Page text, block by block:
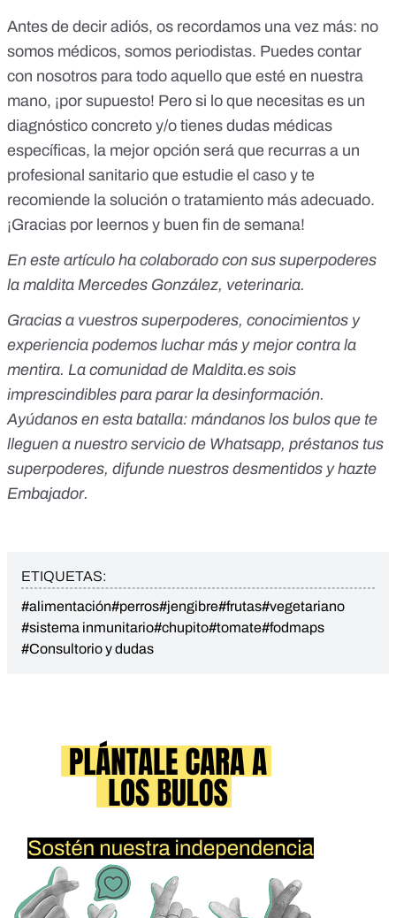
Antes de decir adiós, os recordamos una vez más: no
somos médicos, somos periodistas. Puedes contar
con nosotros para todo aquello que esté en nuestra
mano, ¡por supuesto! Pero si lo que necesitas es un
diagnóstico concreto y/o tienes dudas médicas
específicas, la mejor opción será que recurras a un
profesional sanitario que estudie el caso y te
recomiende la solución o tratamiento más adecuado.
¡Gracias por leernos y buen fin de semana!
En este artículo ha colaborado con sus superpoderes
la maldita Mercedes González, veterinaria.
Gracias a vuestros superpoderes, conocimientos y
experiencia podemos luchar más y mejor contra la
mentira. La comunidad de Maldita.es sois
imprescindibles para parar la desinformación.
Ayúdanos en esta batalla: mándanos los bulos que te
lleguen a nuestro servicio de Whatsapp, préstanos tus
superpoderes, difunde nuestros desmentidos yhazte
Embajador.
ETIQUETAS:
#alimentación#perros#jengibre#frutas#vegetariano
#sistema inmunitario#chupito#tomate#fodmaps
#Consultorio y dudas